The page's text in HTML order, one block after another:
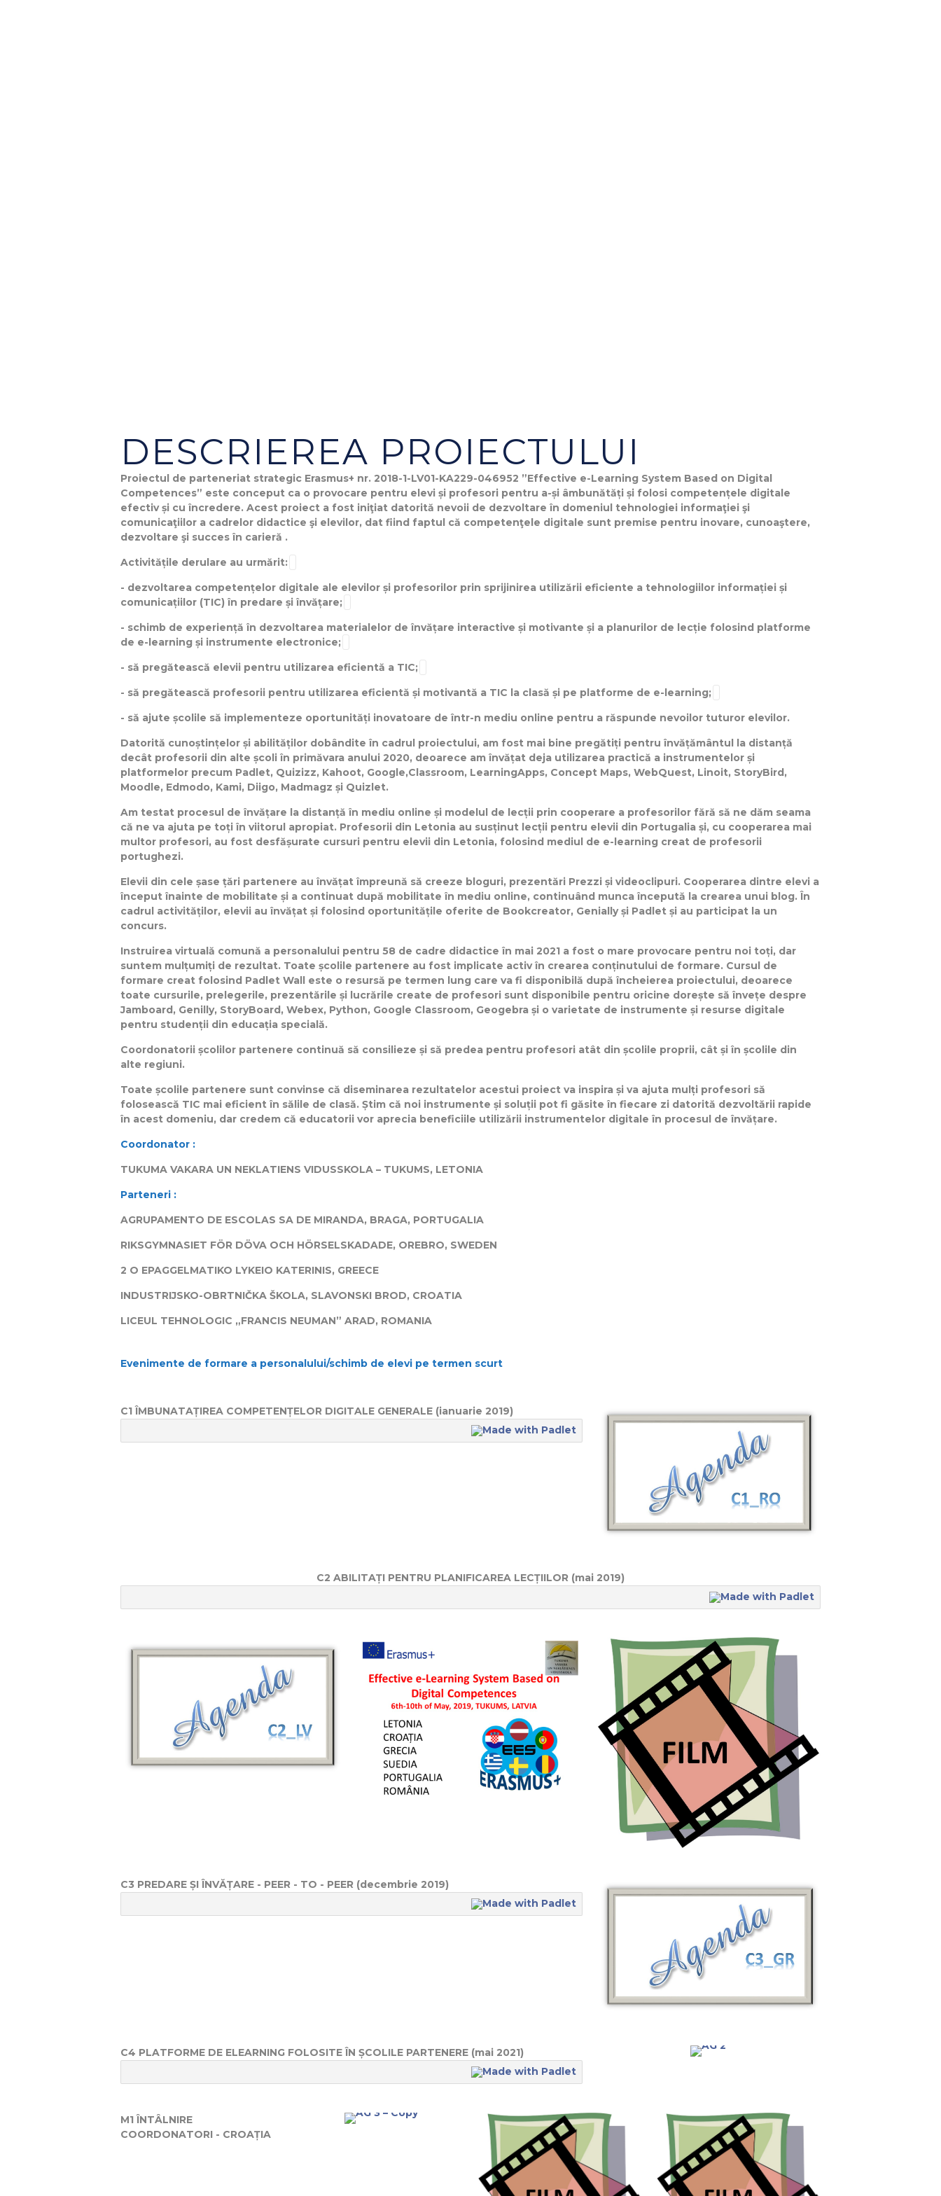
DESCRIEREA PROIECTULUI
Proiectul de parteneriat strategic Erasmus+ nr. 2018-1-LV01-KA229-046952 ”Effective e-Learning System Based on Digital
Competences” este conceput ca o provocare pentru elevi și profesori pentru a-și âmbunătăți și folosi competențele digitale
efectiv și cu încredere. Acest proiect a fost iniţiat datorită nevoii de dezvoltare în domeniul tehnologiei informaţiei şi
comunicaţiilor a cadrelor didactice şi elevilor, dat fiind faptul că competenţele digitale sunt premise pentru inovare, cunoaştere,
dezvoltare şi succes în carieră .
Activitățile derulare au urmărit:
- dezvoltarea competențelor digitale ale elevilor și profesorilor prin sprijinirea utilizării eficiente a tehnologiilor informației și
comunicațiilor (TIC) în predare și învățare;
- schimb de experiență în dezvoltarea materialelor de învățare interactive și motivante și a planurilor de lecție folosind platforme
de e-learning și instrumente electronice;
- să pregătească elevii pentru utilizarea eficientă a TIC;
- să pregătească profesorii pentru utilizarea eficientă și motivantă a TIC la clasă și pe platforme de e-learning;
- să ajute școlile să implementeze oportunități inovatoare de într-n mediu online pentru a răspunde nevoilor tuturor elevilor.
Datorită cunoștințelor și abilităților dobândite în cadrul proiectului, am fost mai bine pregătiți pentru învățământul la distanță
decât profesorii din alte școli în primăvara anului 2020, deoarece am învățat deja utilizarea practică a instrumentelor și
platformelor precum Padlet, Quizizz, Kahoot, Google,Classroom, LearningApps, Concept Maps, WebQuest, Linoit, StoryBird,
Moodle, Edmodo, Kami, Diigo, Madmagz și Quizlet.
Am testat procesul de învățare la distanță în mediu online și modelul de lecții prin cooperare a profesorilor fără să ne dăm seama
că ne va ajuta pe toți în viitorul apropiat. Profesorii din Letonia au susținut lecții pentru elevii din Portugalia și, cu cooperarea mai
multor profesori, au fost desfășurate cursuri pentru elevii din Letonia, folosind mediul de e-learning creat de profesorii
portughezi.
Elevii din cele șase țări partenere au învățat împreună să creeze bloguri, prezentări Prezzi și videoclipuri. Cooperarea dintre elevi a
început înainte de mobilitate și a continuat după mobilitate în mediu online, continuând munca începută la crearea unui blog. În
cadrul activităților, elevii au învățat și folosind oportunitățile oferite de Bookcreator, Genially și Padlet și au participat la un
concurs.
Instruirea virtuală comună a personalului pentru 58 de cadre didactice în mai 2021 a fost o mare provocare pentru noi toți, dar
suntem mulțumiți de rezultat. Toate școlile partenere au fost implicate activ în crearea conținutului de formare. Cursul de
formare creat folosind Padlet Wall este o resursă pe termen lung care va fi disponibilă după încheierea proiectului, deoarece
toate cursurile, prelegerile, prezentările și lucrările create de profesori sunt disponibile pentru oricine dorește să învețe despre
Jamboard, Genilly, StoryBoard, Webex, Python, Google Classroom, Geogebra și o varietate de instrumente și resurse digitale
pentru studenții din educația specială.
Coordonatorii școlilor partenere continuă să consilieze și să predea pentru profesori atât din școlile proprii, cât și în școlile din
alte regiuni.
Toate școlile partenere sunt convinse că diseminarea rezultatelor acestui proiect va inspira și va ajuta mulți profesori să
folosească TIC mai eficient în sălile de clasă. Știm că noi instrumente și soluții pot fi găsite în fiecare zi datorită dezvoltării rapide
în acest domeniu, dar credem că educatorii vor aprecia beneficiile utilizării instrumentelor digitale în procesul de învățare.
Coordonator :
TUKUMA VAKARA UN NEKLATIENS VIDUSSKOLA – TUKUMS, LETONIA
Parteneri :
AGRUPAMENTO DE ESCOLAS SA DE MIRANDA, BRAGA, PORTUGALIA
RIKSGYMNASIET FÖR DÖVA OCH HÖRSELSKADADE, OREBRO, SWEDEN
2 O EPAGGELMATIKO LYKEIO KATERINIS, GREECE
INDUSTRIJSKO-OBRTNIČKA ŠKOLA, SLAVONSKI BROD, CROATIA
LICEUL TEHNOLOGIC „FRANCIS NEUMAN” ARAD, ROMANIA
Evenimente de formare a personalului/schimb de elevi pe termen scurt
C1 ÎMBUNATAȚIREA COMPETENȚELOR DIGITALE GENERALE (ianuarie 2019)
C2 ABILITAȚI PENTRU PLANIFICAREA LECȚIILOR (mai 2019)
C3 PREDARE ȘI ÎNVĂȚARE - PEER - TO - PEER (decembrie 2019)
C4 PLATFORME DE ELEARNING FOLOSITE ÎN ȘCOLILE PARTENERE (mai 2021)
M1 ÎNTÂLNIRE
COORDONATORI - CROAȚIA